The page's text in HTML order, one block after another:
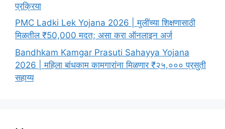
प्रक्रिया
PMC Ladki Lek Yojana 2026 | मुलींच्या शिक्षणासाठी
मिळतील ₹50,000 मदत; असा करा ऑनलाइन अर्ज
Bandhkam Kamgar Prasuti Sahayya Yojana
2026 | महिला बांधकाम कामगारांना मिळणार ₹२५,००० प्रसुती
सहाय्य